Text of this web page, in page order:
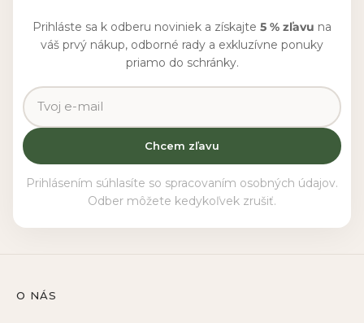
Prihláste sa k odberu noviniek a získajte 5 % zľavu na
váš prvý nákup, odborné rady a exkluzívne ponuky
priamo do schránky.
Chcem zľavu
Prihlásením súhlasíte so spracovaním osobných údajov.
Odber môžete kedykoľvek zrušiť.
O NÁS